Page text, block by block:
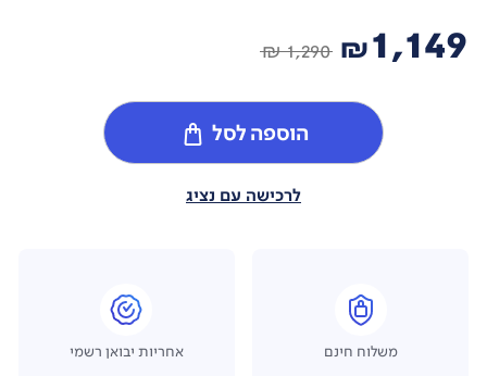
1,149
₪
1,290 ₪
הוספה לסל
לרכישה עם נציג
משלוח חינם אחריות יבואן רשמי